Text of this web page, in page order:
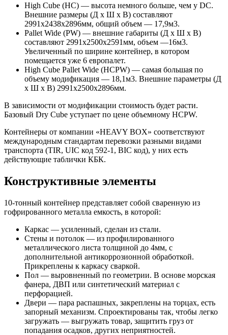
High Cube (HC) — высота немного больше, чем у DC.
Внешние размеры (Д х Ш х В) составляют
2991х2438х2896мм, общий объем — 17,9м3.
Pallet Wide (PW) — внешние габариты (Д х Ш х В)
составляют 2991х2500х2591мм, объем —16м3.
Увеличенный по ширине контейнер, в котором
помещается уже 6 европалет.
High Cube Pallet Wide (HCPW) — самая большая по
объему модификация — 18,1м3. Внешние параметры (Д
х Ш х В) 2991х2500х2896мм.
В зависимости от модификации стоимость будет расти.
Базовый Dry Cube уступает по цене объемному HCPW.
Контейнеры от компании «HEAVY BOX» соответствуют
международным стандартам перевозки разными видами
транспорта (TIR, UIC код 592-1, BIC код), у них есть
действующие таблички КБК.
Конструктивные элементы
10-тонный контейнер представляет собой сваренную из
гофрированного металла емкость, в которой:
Каркас — усиленный, сделан из стали.
Стены и потолок — из профилированного
металлического листа толщиной до 4мм, с
дополнительной антикоррозионной обработкой.
Прикреплены к каркасу сваркой.
Пол — выровненный по геометрии. В основе морская
фанера, ДВП или синтетический материал с
перфорацией.
Двери — пара распашных, закреплены на торцах, есть
запорный механизм. Спроектированы так, чтобы легко
загружать — выгружать товар, защитить груз от
попадания осадков, других неприятностей.